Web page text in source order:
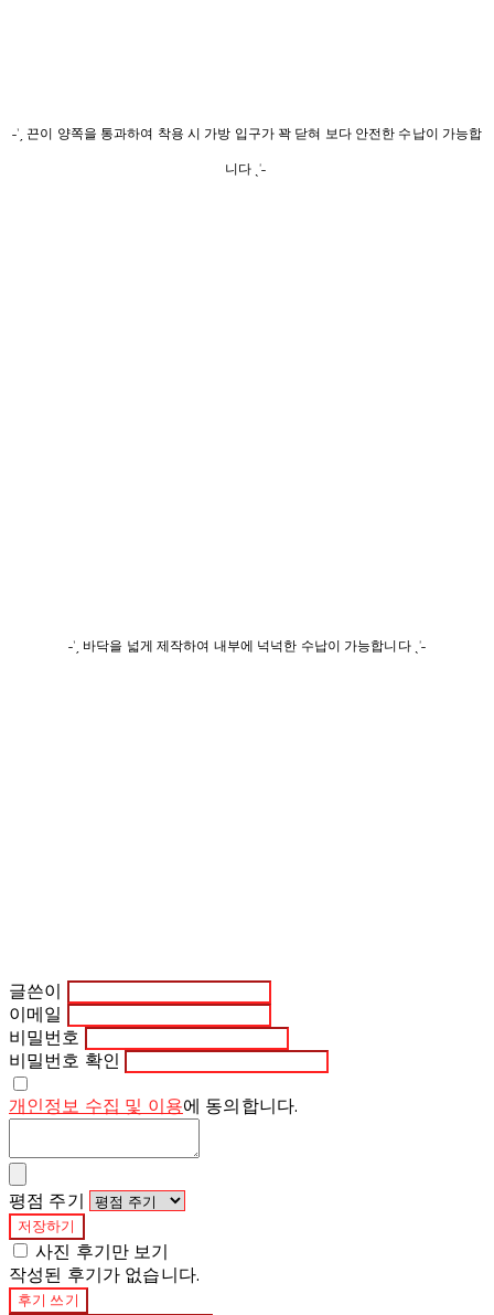
˗ˋˏ 끈이 양쪽을 통과하여 착용 시 가방 입구가 꽉 닫혀 보다 안전한 수납이 가능합
니다 ˎˊ˗
˗ˋˏ 바닥을 넓게 제작하여 내부에 넉넉한 수납이 가능합니다 ˎˊ˗
글쓴이
이메일
비밀번호
비밀번호 확인
개인정보 수집 및 이용에 동의합니다.
평점 주기
저장하기
사진 후기만 보기
작성된 후기가 없습니다.
후기 쓰기